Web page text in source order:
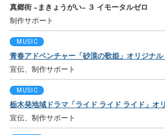
真郷街 −まきょうがい− ３ イモータルゼロ
制作サポート
MUSIC
青春アドベンチャー「砂漠の歌姫」オリジナ
宣伝、制作サポート
MUSIC
栃木発地域ドラマ「ライド ライド ライド」オ
宣伝、制作サポート